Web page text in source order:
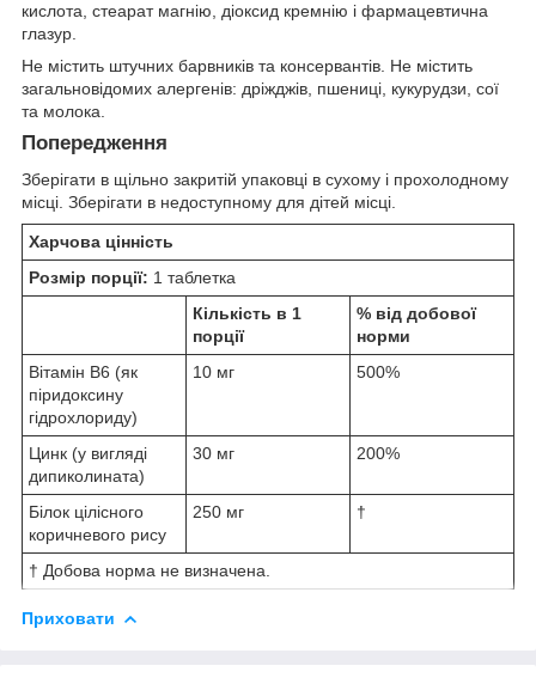
кислота, стеарат магнію, діоксид кремнію і фармацевтична
глазур.
Не містить штучних барвників та консервантів. Не містить
загальновідомих алергенів: дріжджів, пшениці, кукурудзи, сої
та молока.
Попередження
Зберігати в щільно закритій упаковці в сухому і прохолодному
місці. Зберігати в недоступному для дітей місці.
Харчова цінність
Розмір порції: 1 таблетка
Кількість в 1
порції
% від добової
норми
Вітамін В6 (як
піридоксину
гідрохлориду)
10 мг 500%
Цинк (у вигляді
дипиколината)
30 мг 200%
Білок цілісного
коричневого рису
250 мг †
† Добова норма не визначена.
Приховати